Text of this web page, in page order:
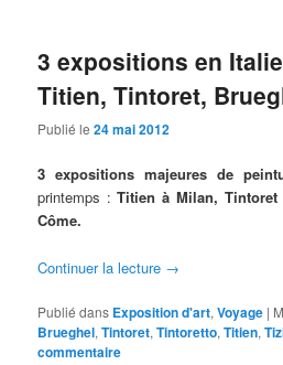
3 expositions en
Titien, Tintoret,
Publié le24 mai 2012
3 expositions majeures de
printemps :Titien à Milan,
Côme.
Continuer la lecture →
Publié dans Exposition d'art,Voyage |
Brueghel,Tintoret,Tintoretto,Titien,
commentaire